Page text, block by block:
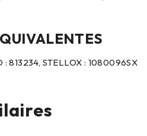
: 813234, STELLOX : 1080096SX